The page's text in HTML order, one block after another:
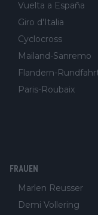
Vuelta a España
Giro d'Italia
Cyclocross
Mailand-Sanremo
Flandern-
Paris-Roubaix
FRAUEN
Marlen Reusser
Demi Vollering